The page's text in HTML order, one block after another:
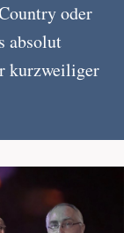
oder
absolut
kurzweiliger